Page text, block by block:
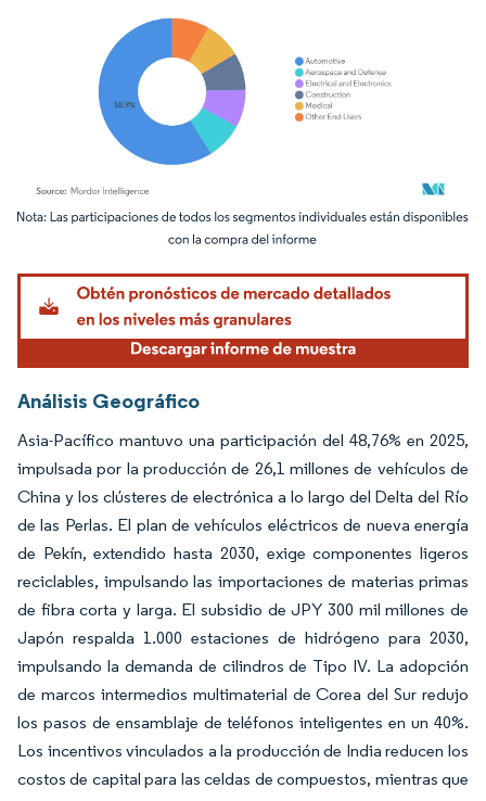
Imagen © Mordor Intelligence. El uso requiere atribución según CC BY 4.0.
Análisis Geográfico
Asia-Pacífico mantuvo una participación del 48,76% en 2025,
impulsada por la producción de 26,1 millones de vehículos de
China y los clústeres de electrónica a lo largo del Delta del Río
de las Perlas. El plan de vehículos eléctricos de nueva energía
de Pekín, extendido hasta 2030, exige componentes ligeros
reciclables, impulsando las importaciones de materias primas
de fibra corta y larga. El subsidio de JPY 300 mil millones de
Japón respalda 1.000 estaciones de hidrógeno para 2030,
impulsando la demanda de cilindros de Tipo IV. La adopción
de marcos intermedios multimaterial de Corea del Sur redujo
los pasos de ensamblaje de teléfonos inteligentes en un 40%.
Los incentivos vinculados a la producción de India reducen los
costos de capital para las celdas de compuestos, mientras que